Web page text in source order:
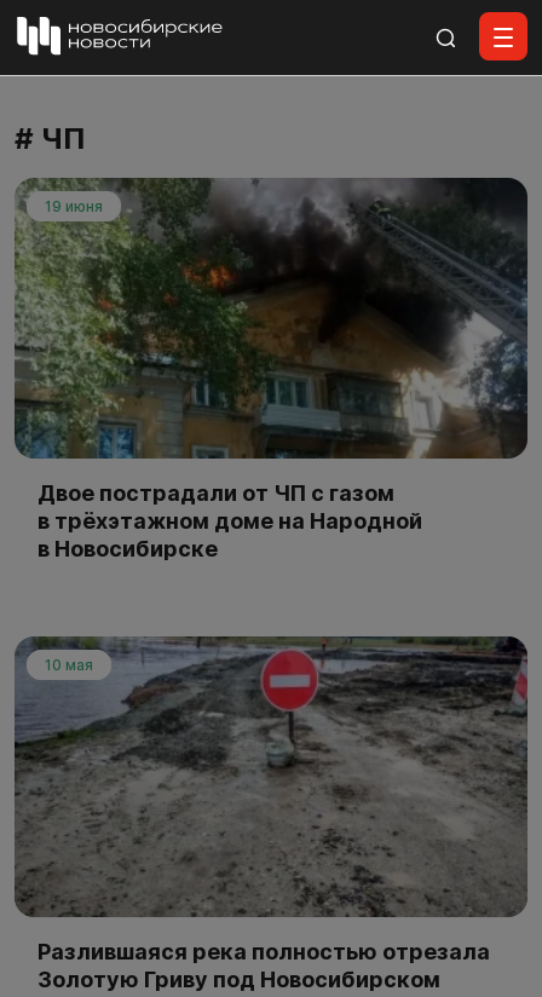
# ЧП
19 июня
Двое пострадали от ЧП с газом
в трёхэтажном доме на Народной
в Новосибирске
10 мая
Разлившаяся река полностью отрезала
Золотую Гриву под Новосибирском